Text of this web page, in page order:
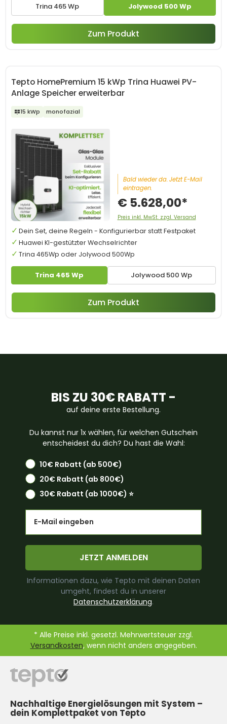
Trina 465 Wp Jolywood 500 Wp
Zum Produkt
Tepto HomePremium 15 kWp Trina Huawei PV-
Anlage Speicher erweiterbar
15 kWp monofazial
Trina 465 Wp Jolywood 500 Wp
Bald wieder da. Jetzt E-Mail
eintragen.
€ 5.628,00*
Preis inkl. MwSt. zzgl. Versand
Dein Set, deine Regeln - Konfigurierbar statt Festpaket
Huawei KI-gestützter Wechselrichter
Trina 465Wp oder Jolywood 500Wp
Zum Produkt
BIS ZU 30€ RABATT -
auf deine erste Bestellung.
Du kannst nur 1x wählen, für welchen Gutschein
entscheidest du dich? Du hast die Wahl:
10€ Rabatt (ab 500€)
20€ Rabatt (ab 800€)
30€ Rabatt (ab 1000€) ⭐️
JETZT ANMELDEN
Informationen dazu, wie Tepto mit deinen Daten
umgeht, findest du in unserer
Datenschutzerklärung.
* Alle Preise inkl. gesetzl. Mehrwertsteuer zzgl.
Versandkosten, wenn nicht anders angegeben.
Nachhaltige Energielösungen mit System –
dein Komplettpaket von Tepto